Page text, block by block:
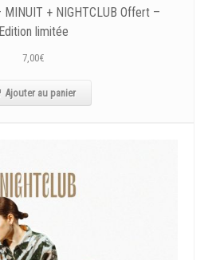
MINUIT + NIGHTCLUB Offert –
Edition limitée
7,00€
Ajouter au panier